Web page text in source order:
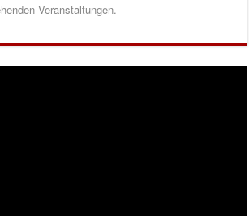
Veranstaltungen.